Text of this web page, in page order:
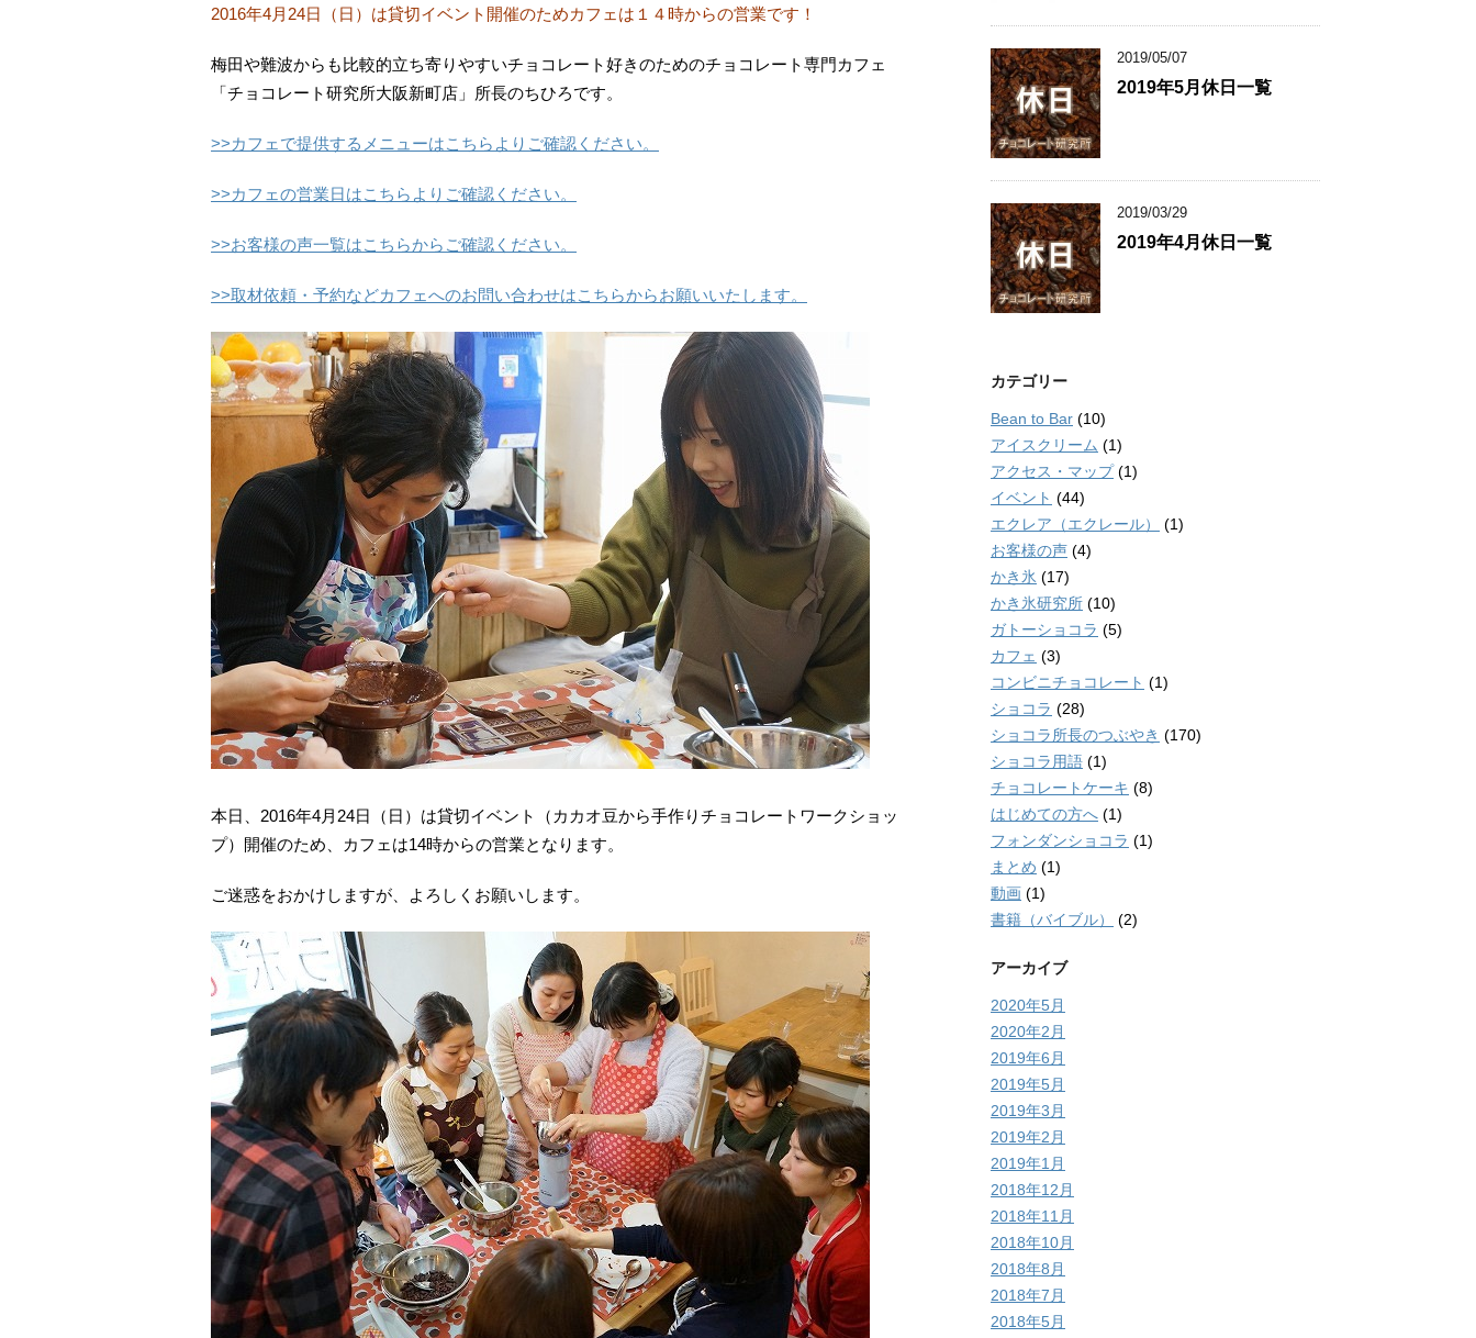
2016年4月24日（日）は貸切イベント開催のためカフェは１４時からの営業です！
梅田や難波からも比較的立ち寄りやすいチョコレート好きのためのチョコレート専門カフェ
「チョコレート研究所大阪新町店」所長のちひろです。
>>カフェで提供するメニューはこちらよりご確認ください。
>>カフェの営業日はこちらよりご確認ください。
>>お客様の声一覧はこちらからご確認ください。
>>取材依頼・予約などカフェへのお問い合わせはこちらからお願いいたします。
本日、2016年4月24日（日）は貸切イベント（カカオ豆から手作りチョコレートワークショッ
プ）開催のため、カフェは14時からの営業となります。
ご迷惑をおかけしますが、よろしくお願いします。
2019/05/07
2019年5月休日一覧
2019/03/29
2019年4月休日一覧
カテゴリー
Bean to Bar (10)
アイスクリーム (1)
アクセス・マップ(1)
イベント (44)
エクレア（エクレール）
(1)
お客様の声 (4)
かき氷 (17)
かき氷研究所 (10)
ガトーショコラ (5)
カフェ (3)
コンビニチョコレート (1)
ショコラ (28)
ショコラ所長のつぶやき (170)
ショコラ用語 (1)
チョコレートケーキ (8)
はじめての方へ (1)
フォンダンショコラ (1)
まとめ (1)
動画 (1)
書籍（バイブル）
(2)
アーカイブ
2020年5月
2020年2月
2019年6月
2019年5月
2019年3月
2019年2月
2019年1月
2018年12月
2018年11月
2018年10月
2018年8月
2018年7月
2018年5月